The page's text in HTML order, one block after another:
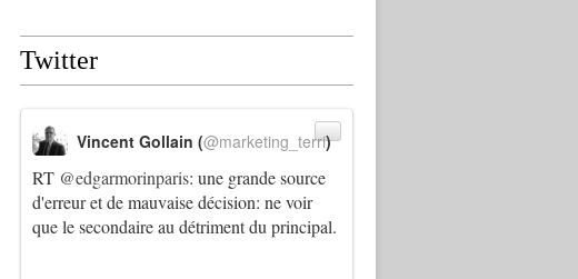
Twitter
RT @edgarmorinparis: une grande source
d'erreur et de mauvaise décision: ne voir
que le secondaire au détriment du principal.
Vincent Gollain (@marketing_terri)